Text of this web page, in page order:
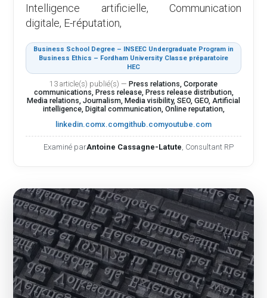
Intelligence artificielle, Communication
digitale, E-réputation,
Business School Degree – INSEEC Undergraduate Program in
Business Ethics – Fordham University Classe préparatoire
HEC
13 article(s) publié(s) — Press relations, Corporate
communications, Press release, Press release distribution,
Media relations, Journalism, Media visibility, SEO, GEO, Artificial
intelligence, Digital communication, Online reputation,
linkedin.comx.comgithub.comyoutube.com
Examiné parAntoine Cassagne-Latute, Consultant RP